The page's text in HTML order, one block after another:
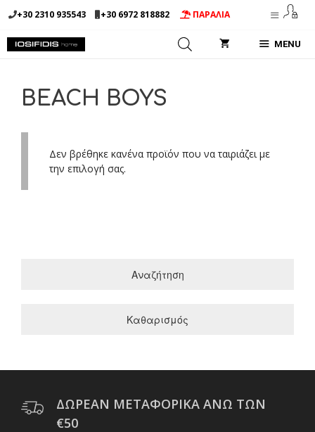
Μετάβαση
σε
περιεχόμενο
+30 2310 935543 +30 6972 818882 ΠΑΡΑΛΙΑ
MENU
BEACH BOYS
Δεν βρέθηκε κανένα προϊόν που να ταιριάζει με
την επιλογή σας.
Αναζήτηση
Καθαρισμός
ΔΩΡΕΑΝ ΜΕΤΑΦΟΡΙΚΑ ΑΝΩ ΤΩΝ
€50